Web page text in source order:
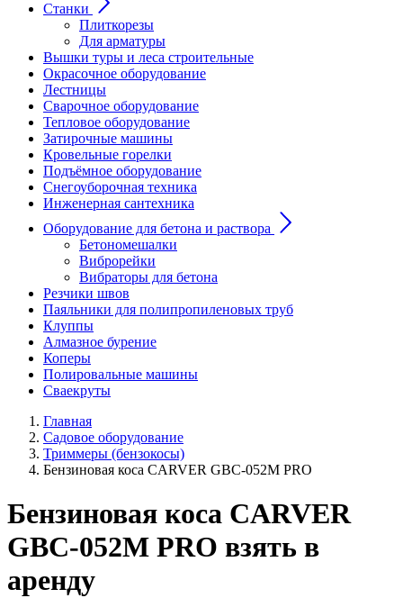
Станки
Плиткорезы
Для арматуры
Вышки туры и леса строительные
Окрасочное оборудование
Лестницы
Сварочное оборудование
Тепловое оборудование
Затирочные машины
Кровельные горелки
Подъёмное оборудование
Снегоуборочная техника
Инженерная сантехника
Оборудование для бетона и раствора
Бетономешалки
Виброрейки
Вибраторы для бетона
Резчики швов
Паяльники для полипропиленовых труб
Клуппы
Алмазное бурение
Коперы
Полировальные машины
Сваекруты
Главная
Садовое оборудование
Триммеры (бензокосы)
Бензиновая коса CARVER GBC-052M PRO
Бензиновая коса CARVER
GBC-052M PRO взять в
аренду